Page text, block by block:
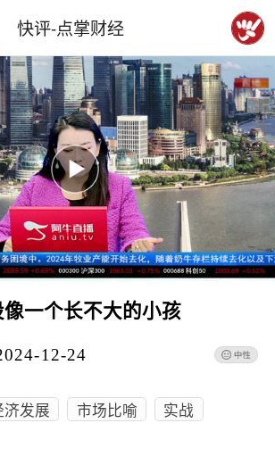
快评-点掌财经
一个长不大的小孩
12-24
济发展 市场比喻
实战